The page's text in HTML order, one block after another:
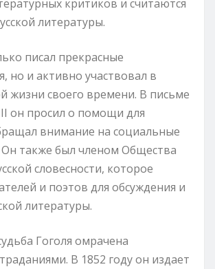
критиков и считаются
литературы.
писал прекрасные
но и активно участвовал в
жизни своего времени. В письме
II он просил о помощи для
внимание на социальные
Он также был членом Общества
словесности, которое
и поэтов для обсуждения и
литературы.
Гоголя омрачена
В 1852 году он издает